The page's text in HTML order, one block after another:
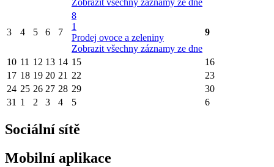
3 4 5 6 7
8
1
Prodej ovoce a zeleniny
Zobrazit všechny záznamy ze dne
9
10 11 12 13 14 15
16
17 18 19 20 21 22
23
24 25 26 27 28 29
30
31 1 2 3 4 5 6
Sociální sítě
Mobilní aplikace